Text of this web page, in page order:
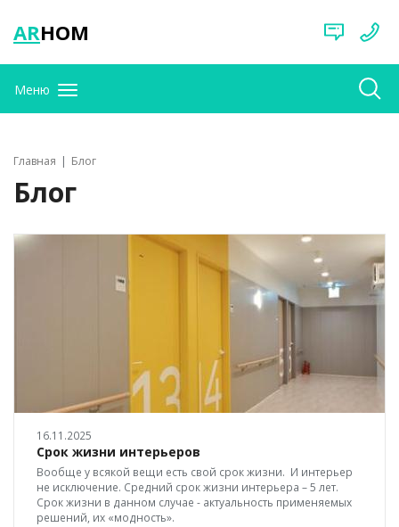
ARHOM
Меню
Главная Блог
Блог
16.11.2025
Срок жизни интерьеров
Вообще у всякой вещи есть свой срок жизни. И интерьер
не исключение. Средний срок жизни интерьера – 5 лет.
Срок жизни в данном случае - актуальность применяемых
решений, их «модность».